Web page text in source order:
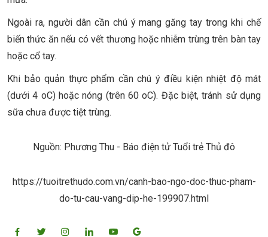
Ngoài ra, người dân cần chú ý mang găng tay trong khi chế
biến thức ăn nếu có vết thương hoặc nhiễm trùng trên bàn tay
hoặc cổ tay.
Khi bảo quản thực phẩm cần chú ý điều kiện nhiệt độ mát
(dưới 4 oC) hoặc nóng (trên 60 oC). Đặc biệt, tránh sử dụng
sữa chưa được tiệt trùng.
Nguồn: Phương Thu - Báo điện tử Tuổi trẻ Thủ đô
https://tuoitrethudo.com.vn/canh-bao-ngo-doc-thuc-pham-
do-tu-cau-vang-dip-he-199907.html